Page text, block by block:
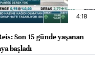
4:18
Son 15 günde yaşanan
başladı